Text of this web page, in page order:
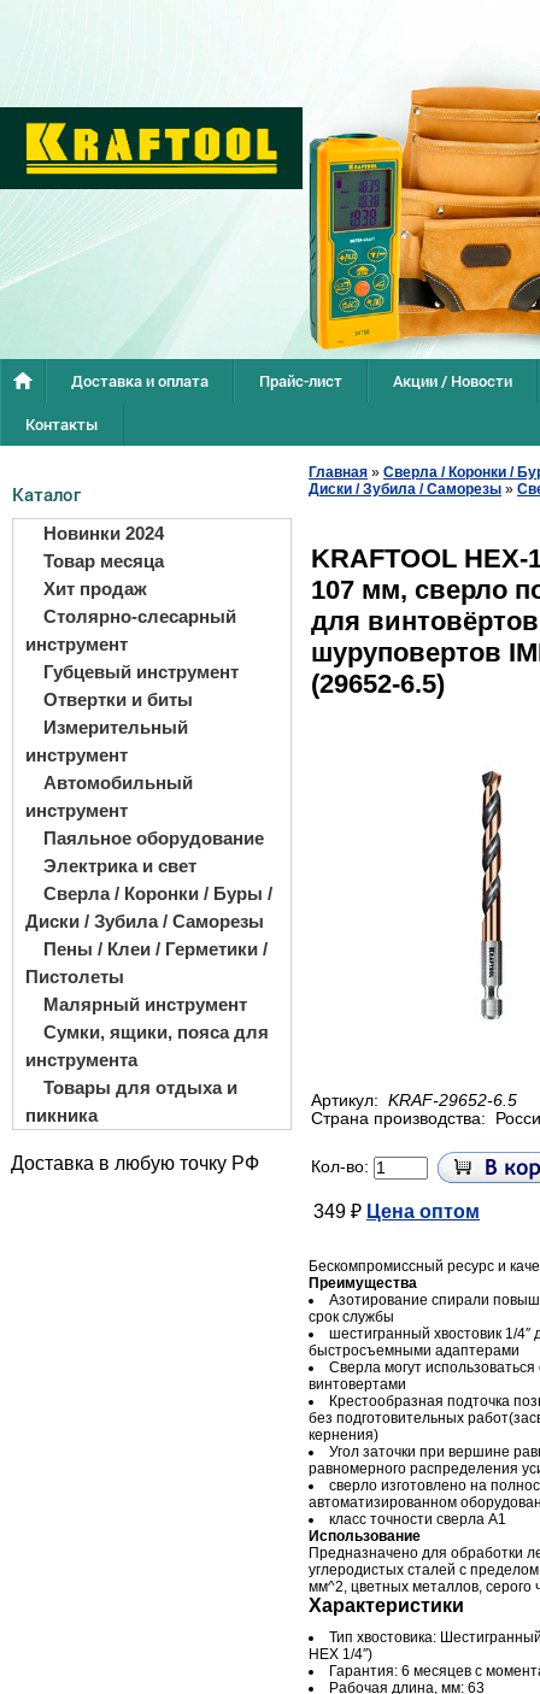
Доставка и оплата Прайс-лист
Акции / Новости
Контакты
Каталог
Новинки 2024
Товар месяца
Хит продаж
Столярно-слесарный
инструмент
Губцевый инструмент
Отвертки и биты
Измерительный
инструмент
Автомобильный
инструмент
Паяльное оборудование
Электрика и свет
Сверла / Коронки / Буры /
Диски / Зубила / Саморезы
Пены / Клеи / Герметики /
Пистолеты
Малярный инструмент
Сумки, ящики, пояса для
инструмента
Товары для отдыха и
пикника
Доставка в любую точку РФ
Главная » Сверла / Коронки /
Диски / Зубила / Саморезы »
KRAFTOOL НЕХ-
107 мм, сверло
для
шуруповертов
(29652-6.5)
Артикул: KRAF-29652-6.5
Страна производства:
Кол-во:
349 ₽ Цена оптом
Бескомпромиссный ресурс и
Преимущества
Азотирование спирали
срок службы
шестигранный хвостовик 1/4″
быстросъемными адаптерами
Сверла могут
винтовертами
Крестообразная подточка
без подготовительных
кернения)
Угол заточки при вершине
равномерного распределения
сверло изготовлено на
автоматизированном
класс точности сверла А1
Использование
Предназначено для обработки
углеродистых сталей с
мм^2, цветных металлов, серого
Характеристики
Тип хвостовика:
НЕХ 1/4″)
Гарантия: 6 месяцев с
Рабочая длина, мм: 63